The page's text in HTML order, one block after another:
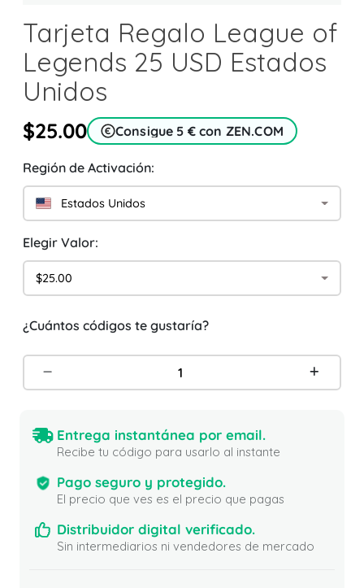
Tarjeta Regalo League of
Legends 25 USD Estados
Unidos
$25.00 Consigue 5 € con ZEN.COM
Región de Activación:
Estados Unidos
Elegir Valor:
$25.00
¿Cuántos códigos te gustaría?
Entrega instantánea por email.
Recibe tu código para usarlo al instante
Pago seguro y protegido.
El precio que ves es el precio que pagas
Distribuidor digital verificado.
Sin intermediarios ni vendedores de mercado